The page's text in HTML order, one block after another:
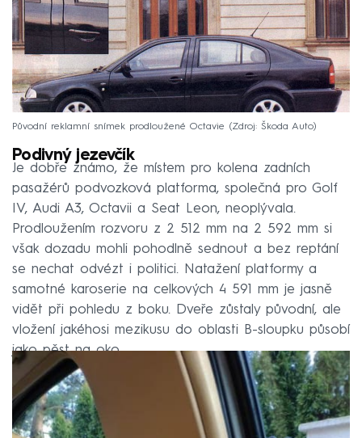
Původní reklamní snímek prodloužené Octavie Zdroj: Škoda Auto
Podivný jezevčík
Je dobře známo, že místem pro kolena zadních
pasažérů podvozková platforma, společná pro Golf
IV, Audi A3, Octavii a Seat Leon, neoplývala.
Prodloužením rozvoru z 2 512 mm na 2 592 mm si
však dozadu mohli pohodlně sednout a bez reptání
se nechat odvézt i politici. Natažení platformy a
samotné karoserie na celkových 4 591 mm je jasně
vidět při pohledu z boku. Dveře zůstaly původní, ale
vložení jakéhosi mezikusu do oblasti B-sloupku působí
jako pěst na oko.